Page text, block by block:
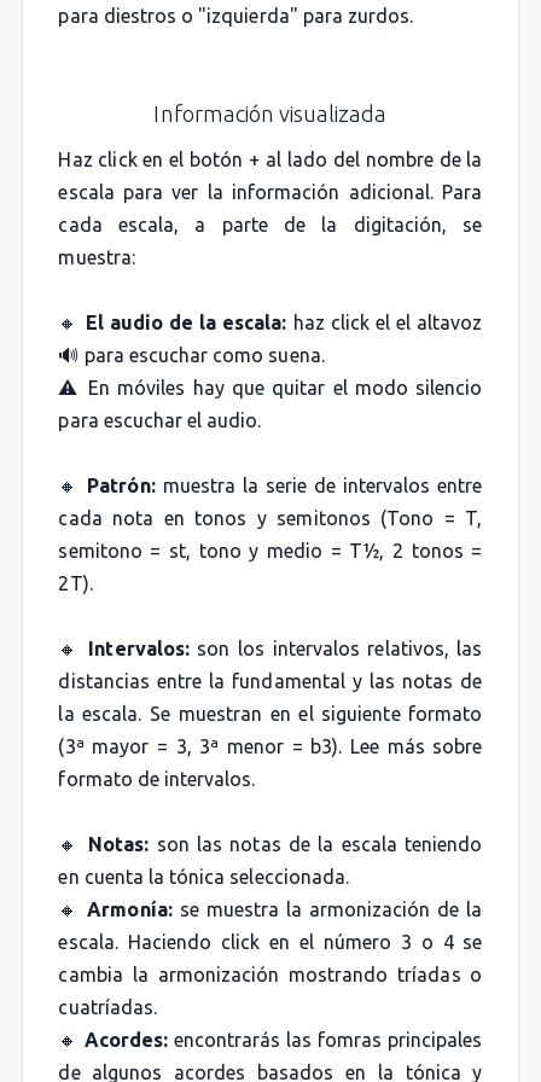
para diestros o "izquierda" para zurdos.
Información visualizada
Haz click en el botón + al lado del nombre de la
escala para ver la información adicional. Para
cada escala, a parte de la digitación, se
muestra:
🔸 El audio de la escala: haz click el el altavoz
🔊 para escuchar como suena.
⚠️ En móviles hay que quitar el modo silencio
para escuchar el audio.
🔸 Patrón:muestra la serie de intervalos entre
cada nota en tonos y semitonos (Tono = T,
semitono = st, tono y medio = T½, 2 tonos =
2T).
🔸 Intervalos:son los intervalos relativos, las
distancias entre la fundamental y las notas de
la escala. Se muestran en el siguiente formato
(3ª mayor = 3, 3ª menor = b3). Lee más sobre
formato de intervalos.
🔸 Notas: son las notas de la escala teniendo
en cuenta la tónica seleccionada.
🔸Armonía:se muestra la armonización de la
escala. Haciendo click en el número 3 o 4 se
cambia la armonización mostrando tríadas o
cuatríadas.
🔸 Acordes: encontrarás las fomras principales
de algunos acordes basados en la tónica y